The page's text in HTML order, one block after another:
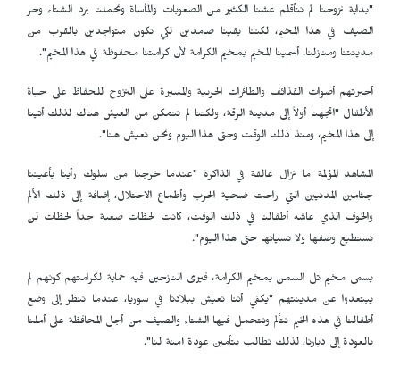
"بداية نزوحنا لم نتأقلم عشنا الكثير من الصعوبات والمأساة وتحملنا برد الشتاء وحر
الصيف في هذا المخيم، لكننا بقينا صامدين لكي نكون متواجدين بالقرب من
مدينتنا ومنازلنا. أسمينا المخيم بمخيم الكرامة لأن كرامتنا محفوظة في هذا المخيم".
أجبرتهم أصوات القذائف والطائرات الحربية والمسيرة على النزوح للحفاظ على حياة
الأطفال "اتجهنا أولاً إلى مدينة الرقة، ولكننا لم نتمكن من العيش هناك لذلك أتينا
إلى هذا المخيم، ومنذ ذلك الوقت وحتى هذا اليوم ونحن نعيش هنا".
المشاهد المؤلمة ما تزال عالقة في الذاكرة "عندما خرجنا من سلوك رأينا بأعيننا
جثامين المدنيين التي راحت ضحية الحرب وأطماع الاحتلال، إضافة إلى ذلك الألم
والخوف الذي عاشه أطفالنا في ذلك الوقت، كانت لحظات صعبة جداً لحظات لن
نستطيع وصفها ولا نسيانها حتى هذا اليوم".
يسمى مخيم تل السمن بمخيم الكرامة، فيرى النازحين فيه حماية لكرامتهم كونهم لم
يبتعدوا عن مدينتهم "يكفي أننا نعيش ببلادنا في سوريا، عندما ننظر إلى وضع
أطفالنا في هذه الخيم نتألم ونتحمل فيها الشتاء والصيف من أجل المحافظة على أملنا
بالعودة إلى ديارنا، لذلك نطالب بتأمين عودة آمنة لنا".